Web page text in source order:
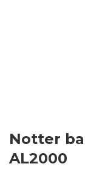
Login
Notter
AL2000